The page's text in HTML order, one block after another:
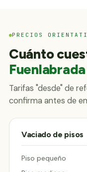
PRECIOS
Cuánto
Fuenlabrada
Tarifas "desde" de
confirma antes de
Vaciado de pisos
Piso pequeño